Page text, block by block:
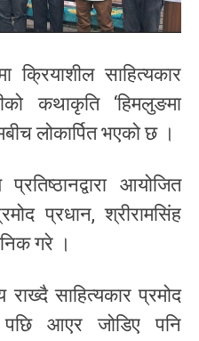
साहित्यकार
कथाकृति ‘हिमलुङमा
लोकार्पित भएको छ ।
आयोजित
प्रधान, श्रीरामसिंह
गरे ।
राख्दै साहित्यकार प्रमोद
पछि आएर जोडिए पनि